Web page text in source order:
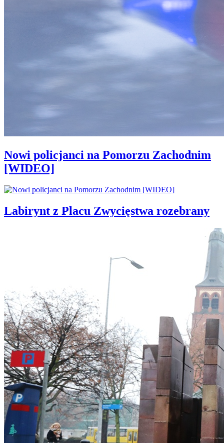
Nowi policjanci na Pomorzu Zachodnim
[WIDEO]
Labirynt z Placu Zwycięstwa rozebrany